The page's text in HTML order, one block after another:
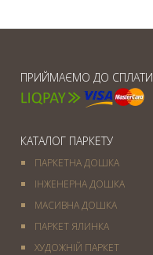
ПРИЙМАЄМО ДО СПЛАТИ
КАТАЛОГ ПАРКЕТУ
ПАРКЕТНА ДОШКА
ІНЖЕНЕРНА ДОШКА
МАСИВНА ДОШКА
ПАРКЕТ ЯЛИНКА
ХУДОЖНІЙ ПАРКЕТ